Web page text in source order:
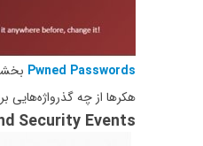
Pwned Passwords
هکرها از چه گذرواژه‌هایی
Security Events